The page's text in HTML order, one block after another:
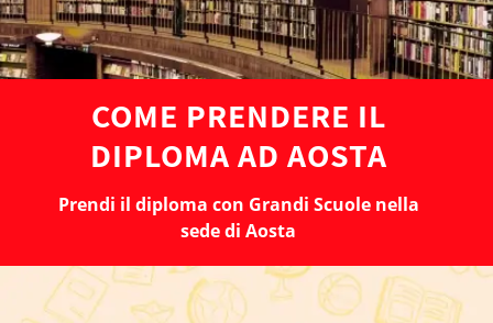
COME PRENDERE IL
DIPLOMA AD AOSTA
Prendi il diploma con Grandi Scuole nella
sede di Aosta